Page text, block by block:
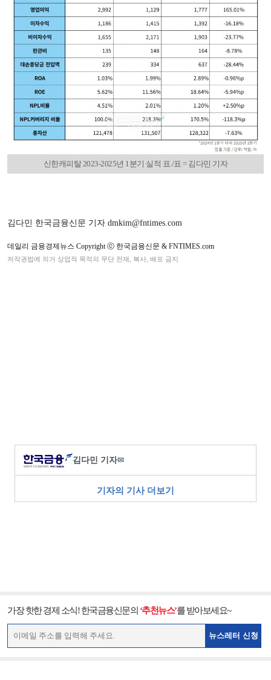
신한캐피탈 2023-2025년 1분기 실적 표./표 = 김다민 기자
김다민 한국금융신문 기자 dmkim@fntimes.com
데일리 금융경제뉴스 Copyright ⓒ 한국금융신문 & FNTIMES.com
저작권법에 의거 상업적 목적의 무단 전재, 복사, 배포 금지
김다민 기자✉
기자의 기사 더보기
가장 핫한 경제 소식! 한국금융신문의 ‘추천뉴스’를 받아보세요~
뉴스레터 신청